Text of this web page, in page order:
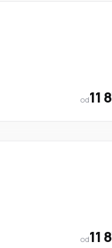
od11
od11